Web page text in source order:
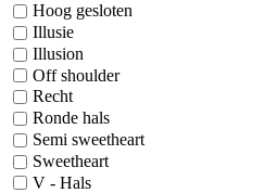
Hoog gesloten
Illusie
Illusion
Off shoulder
Recht
Ronde hals
Semi sweetheart
Sweetheart
V - Hals